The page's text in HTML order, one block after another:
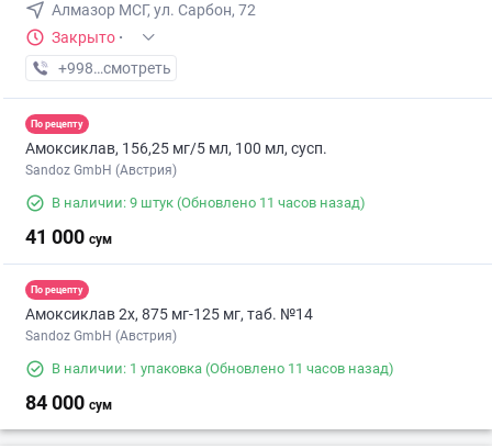
Алмазор МСГ, ул. Сарбон, 72
Закрыто ·
+998 (99) XXX-XX-XX
смотреть
По рецепту
Амоксиклав, 156,25 мг/5 мл, 100 мл, сусп.
Sandoz GmbH (Австрия)
В наличии: 9 штук (Обновлено 11 часов назад)
41 000 сум
По рецепту
Амоксиклав 2х, 875 мг-125 мг, таб. №14
Sandoz GmbH (Австрия)
В наличии: 1 упаковка (Обновлено 11 часов назад)
84 000 сум